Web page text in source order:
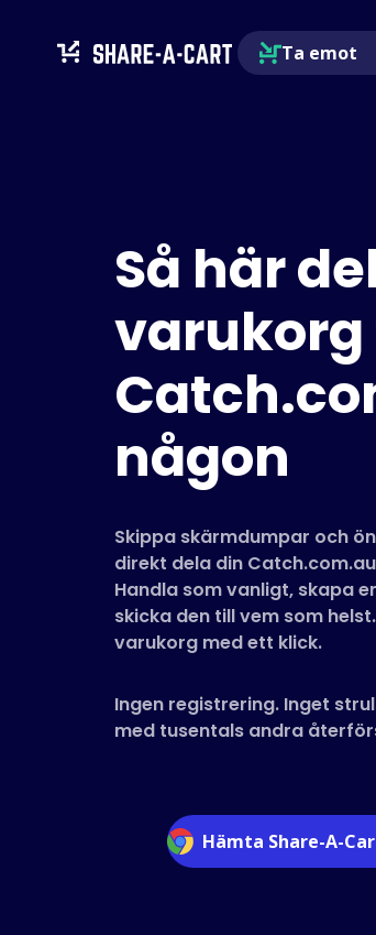
Ta emot
Så här
varukorg
någon
Skippa skärmdumpar och
direkt dela din
Handla som vanligt, skapa
skicka den till vem som
varukorg med ett klick.
Ingen registrering. Inget
med tusentals andra
Hämta Share-A-